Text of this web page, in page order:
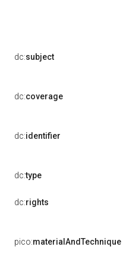
dc:subject
dc:coverage
dc:identifier
dc:type
dc:rights
pico:materialAndTechnique